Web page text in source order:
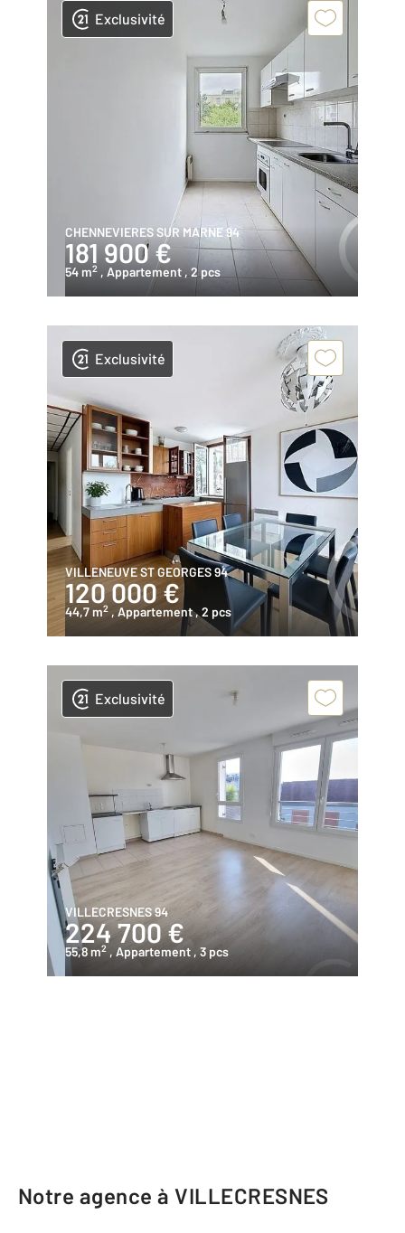
Exclusivité
CHENNEVIERES SUR MARNE 94
181 900 €
54 m2 , Appartement , 2 pcs
Exclusivité
VILLENEUVE ST GEORGES 94
120 000 €
44,7 m2 , Appartement, 2 pcs
Exclusivité
VILLECRESNES 94
224 700 €
55,8 m2 , Appartement , 3 pcs
Notre agence à VILLECRESNES